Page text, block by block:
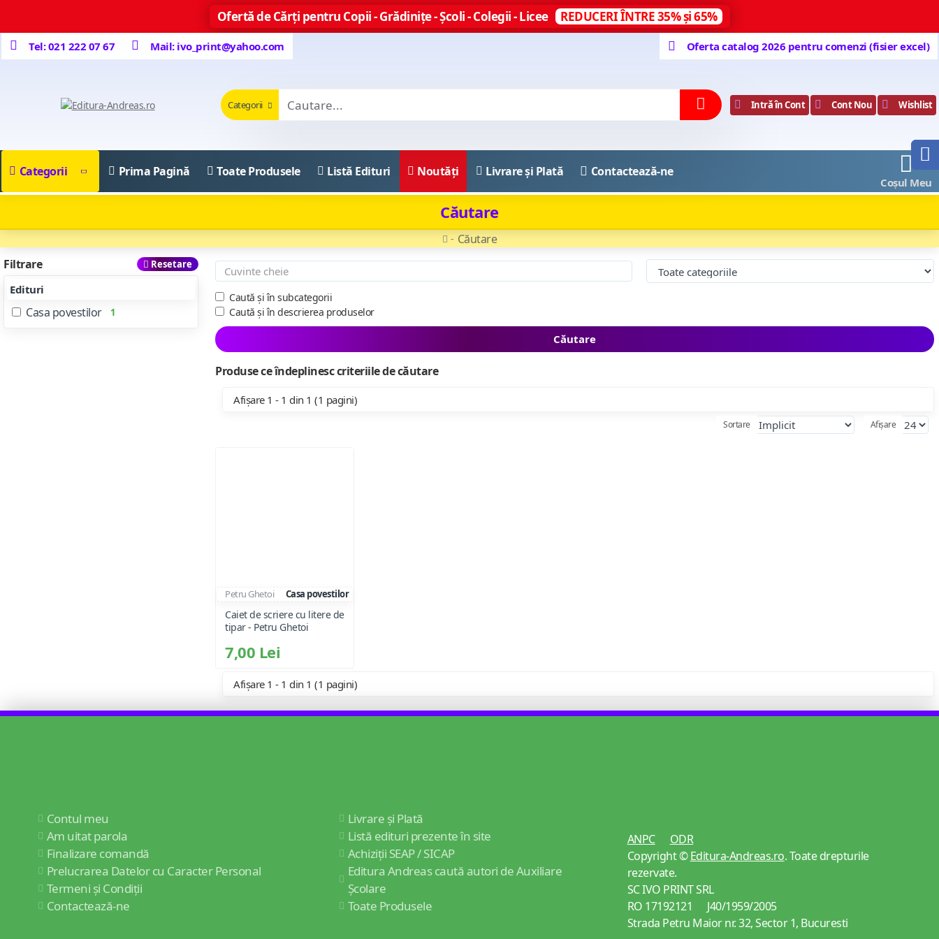
Ofertă de Cărți pentru Copii - Grădinițe - Școli - Colegii - Licee REDUCERI ÎNTRE 35% și 65%
Tel: 021 222 07 67 Mail: ivo_print@yahoo.com Oferta catalog 2026 pentru comenzi (fisier excel)
Categorii Intră în Cont Cont Nou Wishlist
Categorii Prima Pagină Toate Produsele Listă Edituri Noutăți Livrare și Plată Contactează-ne
Coșul Meu
Căutare
Căutare
Filtrare Resetare
Edituri
Casa povestilor 1
Caută și în subcategorii
Caută și în descrierea produselor
Căutare
Produse ce îndeplinesc criteriile de căutare
Afișare 1 - 1 din 1 (1 pagini)
Sortare Afișare
Petru Ghetoi Casa povestilor
Caiet de scriere cu litere de
tipar - Petru Ghetoi
7,00 Lei
Afișare 1 - 1 din 1 (1 pagini)
Contul meu
Am uitat parola
Finalizare comandă
Prelucrarea Datelor cu Caracter Personal
Termeni și Condiții
Contactează-ne
Livrare și Plată
Listă edituri prezente în site
Achiziții SEAP / SICAP
Editura Andreas caută autori de Auxiliare
Școlare
Toate Produsele
ANPC
ODR
Copyright ©Editura-Andreas.ro. Toate drepturile
rezervate.
SC IVO PRINT SRL
RO 17192121 J40/1959/2005
Strada Petru Maior nr. 32, Sector 1, Bucuresti